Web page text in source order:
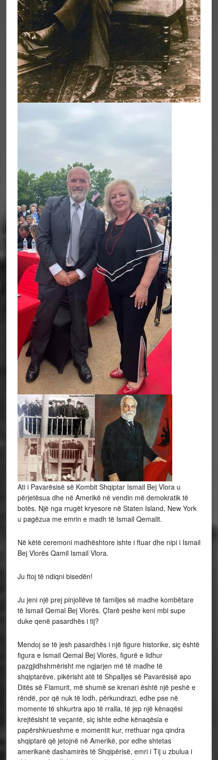
Ati i Pavarësisë së Kombit Shqiptar Ismail Bej Vlora u
përjetësua dhe në Amerikë në vendin më demokratik të
botës. Një nga rrugët kryesore në Staten Island, New York
u pagëzua me emrin e madh të Ismail Qemalit.
Në këtë ceremoni madhështore ishte i ftuar dhe nipi i Ismail
Bej Vlorës Qamil Ismail Vlora.
Ju ftoj të ndiqni bisedën!
Ju jeni një prej pinjollëve të familjes së madhe kombëtare
të Ismail Qemal Bej Vlorës. Çfarë peshe keni mbi supe
duke qenë pasardhës i tij?
Mendoj se të jesh pasardhës i një figure historike, siç është
figura e Ismail Qemal Bej Vlorës, figurë e lidhur
pazgjidhshmërisht me ngjarjen më të madhe të
shqiptarëve, pikërisht atë të Shpalljes së Pavarësisë apo
Ditës së Flamurit, më shumë se krenari është një peshë e
rëndë, por që nuk të lodh, përkundrazi, edhe pse në
momente të shkurtra apo të rralla, të jep një kënaqësi
krejtësisht të veçantë, siç ishte edhe kënaqësia e
papërshkrueshme e momentit kur, rrethuar nga qindra
shqiptarë që jetojnë në Amerikë, por edhe shtetas
amerikanë dashamirës të Shqipërisë, emri i Tij u zbulua i